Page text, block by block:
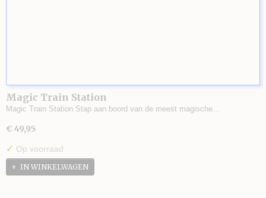
Magic Train Station
Magic Train Station Stap aan boord van de meest magische…
€ 49,95
✓ Op voorraad
IN WINKELWAGEN